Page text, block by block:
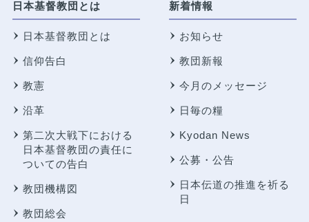
日本基督教団とは
日本基督教団とは
信仰告白
教憲
沿革
第二次大戦下における
日本基督教団の責任に
ついての告白
教団機構図
教団総会
新着情報
お知らせ
教団新報
今月のメッセージ
日毎の糧
Kyodan News
公募・公告
日本伝道の推進を祈る
日